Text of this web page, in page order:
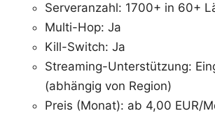
Serveranzahl: 1700+ in 60+
Multi-Hop: Ja
Kill-Switch: Ja
Streaming-Unterstützung:
(abhängig von Region)
Preis (Monat): ab 4,00 EUR/